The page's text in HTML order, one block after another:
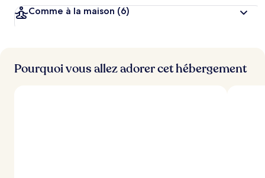
i
e
Comme à la maison (6)
Pourquoi vous allez adorer cet hébergement